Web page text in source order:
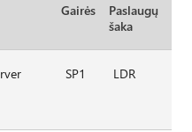
Gairės
Paslaugų
šaka
SP1 LDR